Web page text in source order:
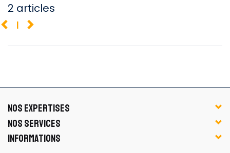
2 articles
1
NOS EXPERTISES
NOS SERVICES
INFORMATIONS